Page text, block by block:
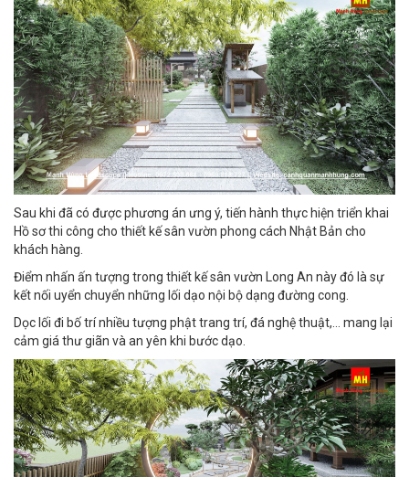
Sau khi đã có được phương án ưng ý, tiến hành thực hiện triển khai
Hồ sơ thi công cho thiết kế sân vườn phong cách Nhật Bản cho
khách hàng.
Điểm nhấn ấn tượng trong thiết kế sân vườn Long An này đó là sự
kết nối uyển chuyển những lối dạo nội bộ dạng đường cong.
Dọc lối đi bố trí nhiều tượng phật trang trí, đá nghệ thuật,... mang lại
cảm giá thư giãn và an yên khi bước dạo.